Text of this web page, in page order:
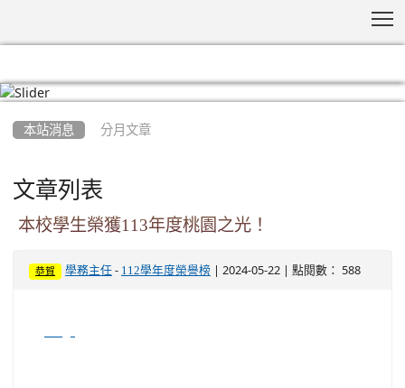
本站消息 分月文章
文章列表
本校學生榮獲113年度桃園之光！
恭賀 學務主任 - 112學年度榮譽榜 | 2024-05-22 | 點閱數： 588